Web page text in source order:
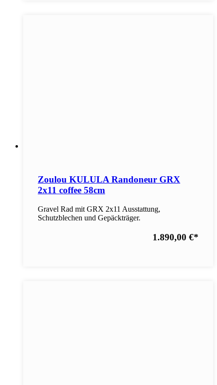
Zoulou KULULA Randoneur GRX
2x11 coffee 58cm
Gravel Rad mit GRX 2x11 Ausstattung,
Schutzblechen und Gepäckträger.
1.890,00 €*